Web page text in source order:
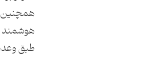
هوشمند
طبق